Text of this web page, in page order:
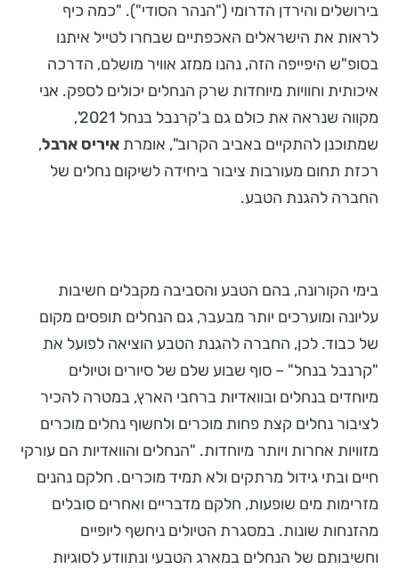
בירושלים והירדן הדרומי ("הנהר הסודי"). "כמה כיף
לראות את הישראלים האכפתיים שבחרו לטייל איתנו
בסופ"ש היפייפה הזה, נהנו ממזג אוויר מושלם, הדרכה
איכותית וחוויות מיוחדות שרק הנחלים יכולים לספק. אני
מקווה שנראה את כולם גם ב'קרנבל בנחל 2021',
שמתוכנן להתקיים באביב הקרוב", אומרת איריס ארבל,
רכזת תחום מעורבות ציבור ביחידה לשיקום נחלים של
החברה להגנת הטבע.
בימי הקורונה, בהם הטבע והסביבה מקבלים חשיבות
עליונה ומוערכים יותר מבעבר, גם הנחלים תופסים מקום
של כבוד. לכן, החברה להגנת הטבע הוציאה לפועל את
"קרנבל בנחל" – סוף שבוע שלם של סיורים וטיולים
מיוחדים בנחלים ובוואדיות ברחבי הארץ, במטרה להכיר
לציבור נחלים קצת פחות מוכרים ולחשוף נחלים מוכרים
מזוויות אחרות ויותר מיוחדות. "הנחלים והוואדיות הם עורקי
חיים ובתי גידול מרתקים ולא תמיד מוכרים. חלקם נהנים
מזרימות מים שופעות, חלקם מדבריים ואחרים סובלים
מהזנחות שונות. במסגרת הטיולים ניחשף ליופיים
וחשיבותם של הנחלים במארג הטבעי ונתוודע לסוגיות